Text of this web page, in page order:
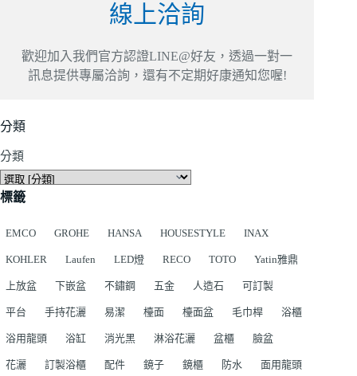
線上洽詢
歡迎加入我們官方認證LINE@好友，透過一對一
訊息提供專屬洽詢，還有不定期好康通知您喔!
分類
分類
標籤
EMCO GROHE HANSA HOUSESTYLE INAX
KOHLER Laufen LED燈 RECO TOTO Yatin雅鼎
上放盆 下嵌盆 不鏽鋼 五金 人造石 可訂製
平台 手持花灑 易潔 檯面 檯面盆 毛巾桿 浴櫃
浴用龍頭 浴缸 消光黑 淋浴花灑 盆櫃 臉盆
花灑 訂製浴櫃 配件 鏡子 鏡櫃 防水 面用龍頭